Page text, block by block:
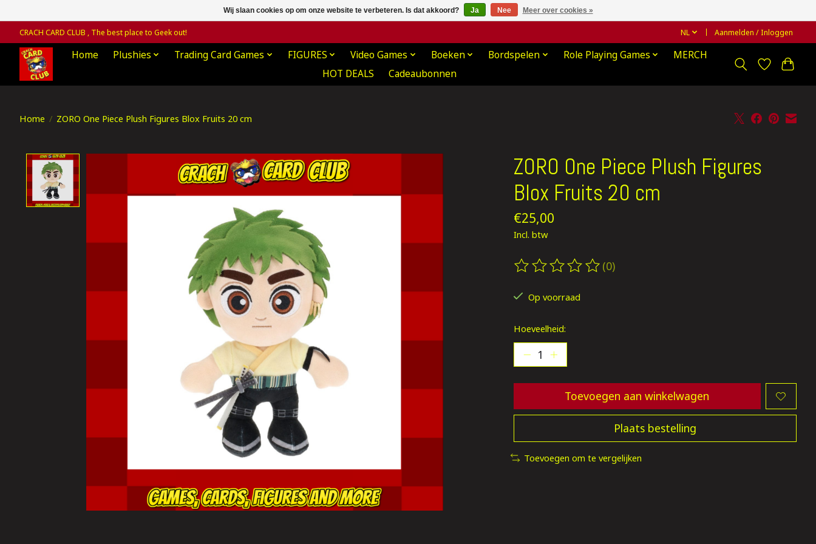
CRACH CARD CLUB , The best place to Geek out! NL Aanmelden / Inloggen
Home Plushies Trading Card Games FIGURES Video Games Boeken Bordspelen Role Playing Games
MERCH
HOT DEALS
Cadeaubonnen
Home / ZORO One Piece Plush Figures Blox Fruits 20 cm
Product image slideshow Items
ZORO One Piece Plush Figures
Blox Fruits 20 cm
€25,00
Incl. btw
De beoordeling van dit product is
(0)
Op voorraad
Hoeveelheid:
Toevoegen aan winkelwagen
Plaats bestelling
Toevoegen om te vergelijken
Wij slaan cookies op om onze website te verbeteren. Is dat akkoord? Ja Nee Meer over cookies »